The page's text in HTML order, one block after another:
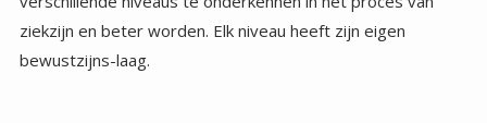
bewustzijns-laag.